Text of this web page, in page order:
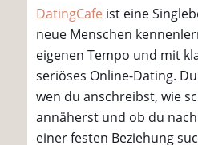
DatingCafe ist eine
neue Menschen
eigenen Tempo und mit
seriöses Online-Dating.
wen du anschreibst, wie
annäherst und ob du
einer festen Beziehung